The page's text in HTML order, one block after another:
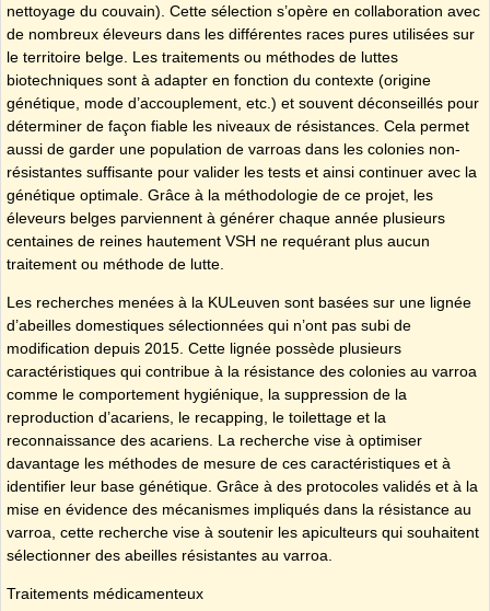
nettoyage du couvain). Cette sélection s’opère en collaboration avec
de nombreux éleveurs dans les différentes races pures utilisées sur
le territoire belge. Les traitements ou méthodes de luttes
biotechniques sont à adapter en fonction du contexte (origine
génétique, mode d’accouplement, etc.) et souvent déconseillés pour
déterminer de façon fiable les niveaux de résistances. Cela permet
aussi de garder une population de varroas dans les colonies non-
résistantes suffisante pour valider les tests et ainsi continuer avec la
génétique optimale. Grâce à la méthodologie de ce projet, les
éleveurs belges parviennent à générer chaque année plusieurs
centaines de reines hautement VSH ne requérant plus aucun
traitement ou méthode de lutte.
Les recherches menées à la KULeuven sont basées sur une lignée
d’abeilles domestiques sélectionnées qui n’ont pas subi de
modification depuis 2015. Cette lignée possède plusieurs
caractéristiques qui contribue à la résistance des colonies au varroa
comme le comportement hygiénique, la suppression de la
reproduction d’acariens, le recapping, le toilettage et la
reconnaissance des acariens. La recherche vise à optimiser
davantage les méthodes de mesure de ces caractéristiques et à
identifier leur base génétique. Grâce à des protocoles validés et à la
mise en évidence des mécanismes impliqués dans la résistance au
varroa, cette recherche vise à soutenir les apiculteurs qui souhaitent
sélectionner des abeilles résistantes au varroa.
Traitements médicamenteux